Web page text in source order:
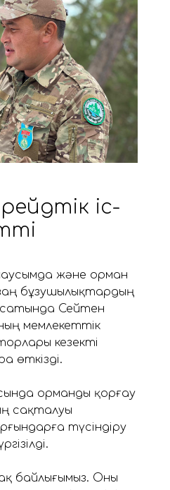
іс-
және орман
бұзушылықтардың
Сейтен
мемлекеттік
кезекті
өткізді.
орманды қорғау
сақталуы
түсіндіру
байлығымыз. Оны